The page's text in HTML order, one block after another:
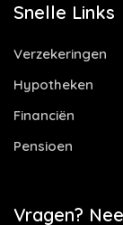
Snelle Links
Verzekeringen
Hypotheken
Financiën
Pensioen
Vragen?